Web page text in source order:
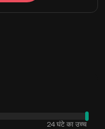
24 घंटे का उच्च